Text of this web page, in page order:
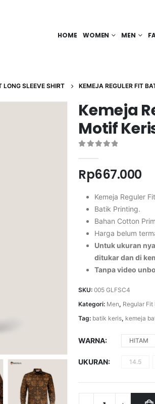
HOME WOMEN MEN
LONG SLEEVE SHIRT KEMEJA REGULER FIT
Kemeja
Motif
Rp667.000
Kemeja Reguler
Batik Printing.
Bahan Cotton
Harga belum
Untuk ukuran
ditukar dan di
Tanpa video
SKU:005 GLFSC4
Kategori: Men, Regular
Tag: batik keris, kemeja
WARNA HITAM
UKURAN 14.5